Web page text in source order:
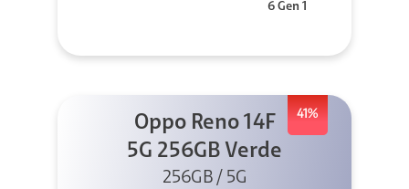
6 Gen 1
41%
Oppo Reno 14F
5G 256GB Verde
256GB / 5G